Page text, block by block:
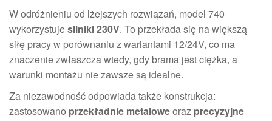
W odróżnieniu od lżejszych rozwiązań, model 740
wykorzystujesilniki 230V. To przekłada się na większą
siłę pracy w porównaniu z wariantami 12/24V, co ma
znaczenie zwłaszcza wtedy, gdy brama jest ciężka, a
warunki montażu nie zawsze są idealne.
Za niezawodność odpowiada także konstrukcja:
zastosowano przekładnie metaloweoraz precyzyjne